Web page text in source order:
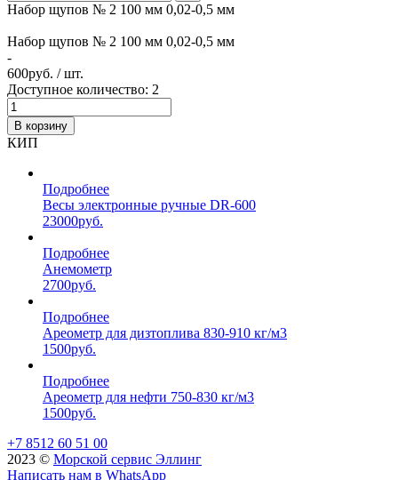
Набор щупов № 2 100 мм 0,02-0,5 мм
Набор щупов № 2 100 мм 0,02-0,5 мм
-
600руб. / шт.
Доступное количество: 2
В корзину
КИП
Подробнее
Весы электронные ручные DR-600
23000руб.
Подробнее
Анемометр
2700руб.
Подробнее
Ареометр для дизтоплива 830-910 кг/м3
1500руб.
Подробнее
Ареометр для нефти 750-830 кг/м3
1500руб.
+7 8512 60 51 00
2023 ©️ Морской сервис Эллинг
Написать нам в WhatsApp